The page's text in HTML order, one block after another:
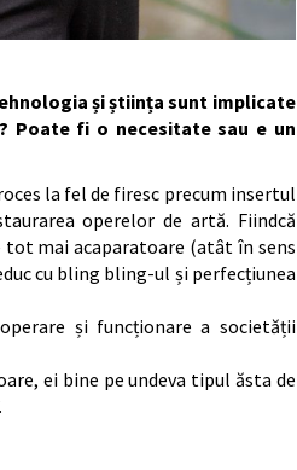
și știința sunt implicate
Poate fi o necesitate sau e un
la fel de firesc precum insertul
operelor de artă. Fiindcă
tot mai acaparatoare (atât în sens
cu bling bling-ul și perfecțiunea
și funcționare a societății
ei bine pe undeva tipul ăsta de